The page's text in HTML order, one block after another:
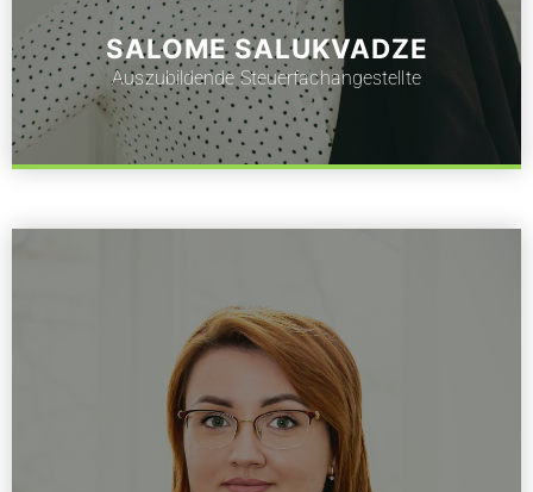
SALOME SALUKVADZE
Auszubildende Steuerfachangestellte